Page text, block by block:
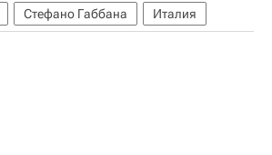
Стефано Габбана Италия